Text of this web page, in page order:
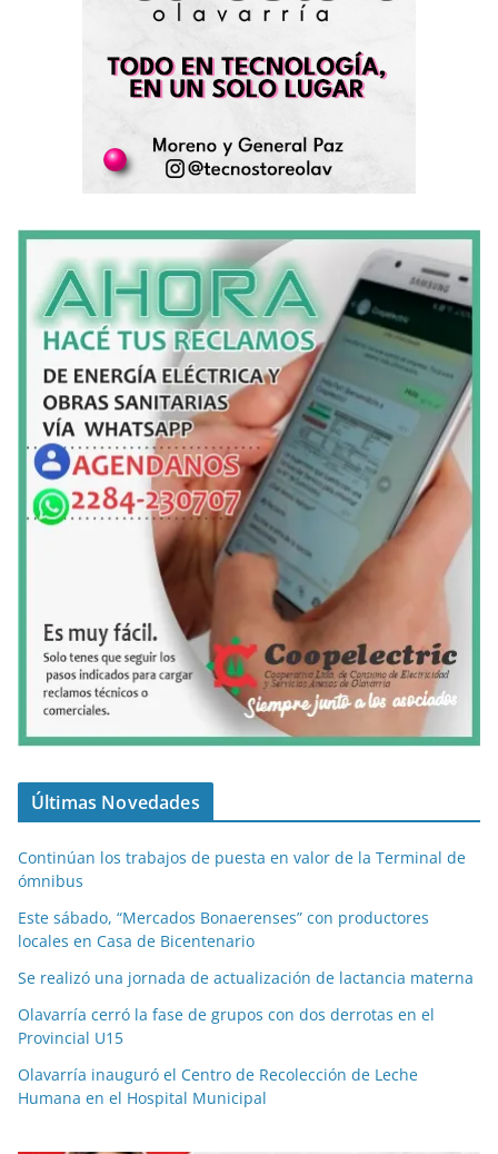
Últimas Novedades
Continúan los trabajos de puesta en valor de la Terminal de
ómnibus
Este sábado, “Mercados Bonaerenses” con productores
locales en Casa de Bicentenario
Se realizó una jornada de actualización de lactancia materna
Olavarría cerró la fase de grupos con dos derrotas en el
Provincial U15
Olavarría inauguró el Centro de Recolección de Leche
Humana en el Hospital Municipal